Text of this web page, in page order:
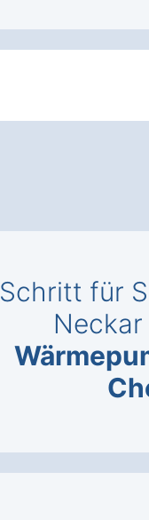
Schritt für